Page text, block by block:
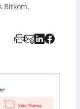
Bitkom.